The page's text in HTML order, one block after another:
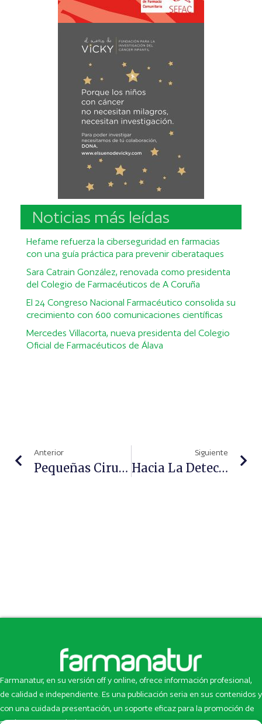
Noticias más leídas
Hefame refuerza la ciberseguridad en farmacias
con una guía práctica para prevenir ciberataques
Sara Catrain González, renovada como presidenta
del Colegio de Farmacéuticos de A Coruña
El 24 Congreso Nacional Farmacéutico consolida su
crecimiento con 600 comunicaciones científicas
Mercedes Villacorta, nueva presidenta del Colegio
Oficial de Farmacéuticos de Álava
Anterior
Pequeñas Cirugías De Trasplante De Pelo
Siguiente
Hacia La Detección De La Fibromialgia
Farmanatur, en su versión off y online, ofrece información profesional,
de calidad e independiente. Es una publicación seria en sus contenidos y
con una cuidada presentación, un soporte eficaz para la promoción de